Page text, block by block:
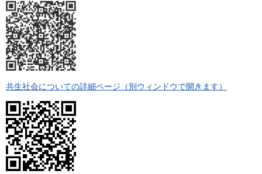
共生社会についての詳細ページ（別ウィンドウで開きます）